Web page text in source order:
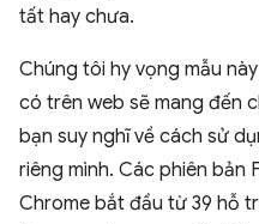
tất hay chưa.
Chúng tôi hy vọng mẫu
có trên web sẽ mang đến
bạn suy nghĩ về cách sử
riêng mình. Các phiên bản
Chrome bắt đầu từ 39 hỗ